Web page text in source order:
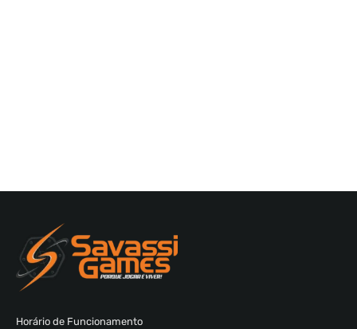
Horário de Funcionamento